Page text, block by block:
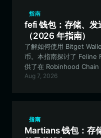
指南
fefi 钱包：存储、
（2026 年指南）
了解如何使用 Bitget
币。本指南探讨了 Feline
供了在 Robinhood Chain
Aug 7, 2026
指南
Martians 钱包：存